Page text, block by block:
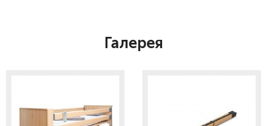
Галерея